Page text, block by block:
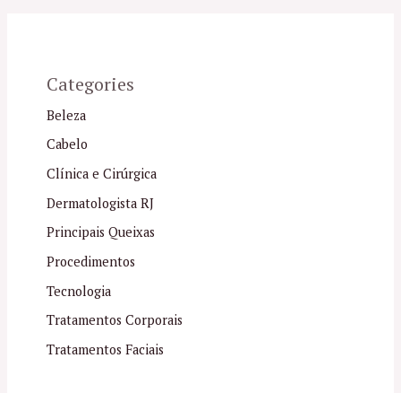
Categories
Beleza
Cabelo
Clínica e Cirúrgica
Dermatologista RJ
Principais Queixas
Procedimentos
Tecnologia
Tratamentos Corporais
Tratamentos Faciais